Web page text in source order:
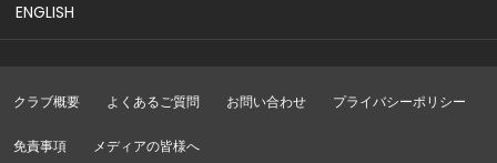
ENGLISH
クラブ概要 よくあるご質問 お問い合わせ プライバシーポリシー
免責事項 メディアの皆様へ